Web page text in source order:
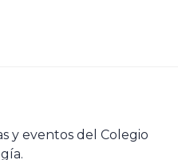
y eventos del Colegio